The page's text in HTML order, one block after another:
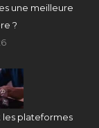
une meilleure
?
plateformes